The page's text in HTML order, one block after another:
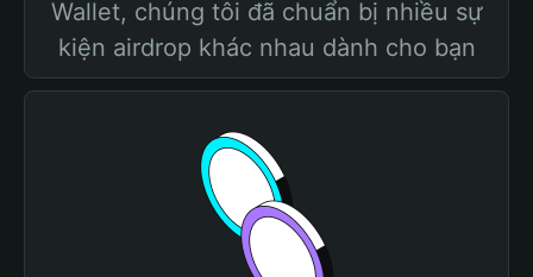
Wallet, chúng tôi đã chuẩn bị nhiều sự
kiện airdrop khác nhau dành cho bạn